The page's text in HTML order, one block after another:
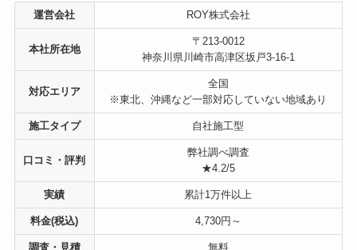
運営会社 ROY株式会社
本社所在地
〒213-0012
神奈川県川崎市高津区坂戸3-16-1
対応エリア
全国
※東北、沖縄など一部対応していない地域あり
施工タイプ 自社施工型
口コミ・評判
弊社調べ調査
★4.2/5
実績 累計1万件以上
料金(税込) 4,730円～
調査・見積 無料